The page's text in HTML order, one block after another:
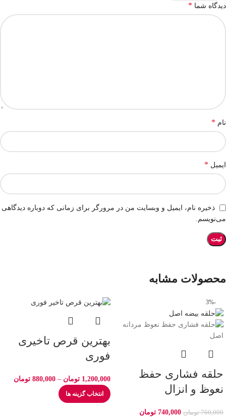
دیدگاه شما *
نام *
ایمیل *
ذخیره نام، ایمیل و وبسایت من در مرورگر برای زمانی که دوباره دیدگاهی
می‌نویسم.
محصولات مشابه
-3%
حلقه فشاری حفظ
نعوظ و انزال
760,000 تومان 740,000 تومان
بهترین قرص تاخیری
فوری
1,200,000 تومان –
880,000 تومان
انتخاب گزینه ها